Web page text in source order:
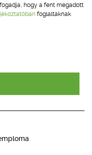
hogy a fent megadott
foglaltaknak